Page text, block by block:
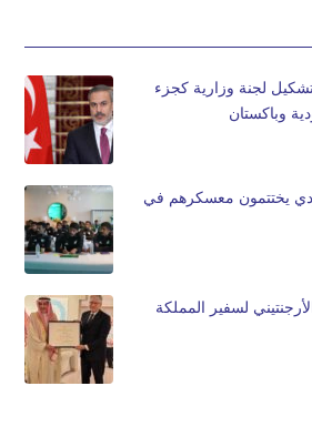
لجنة وزارية كجزء
وباكستان
يختتمون معسكرهم في
لسفير المملكة